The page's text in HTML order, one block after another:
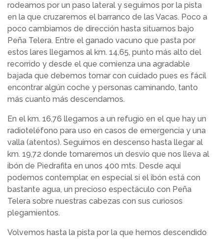
rodeamos por un paso lateral y seguimos por la pista
en la que cruzaremos el barranco de las Vacas. Poco a
poco cambiamos de dirección hasta situarnos bajo
Peña Telera. Entre el ganado vacuno que pasta por
estos lares llegamos al km. 14,65, punto más alto del
recorrido y desde el que comienza una agradable
bajada que debemos tomar con cuidado pues es fácil
encontrar algún coche y personas caminando, tanto
más cuanto más descendamos.
En el km. 16,76 llegamos a un refugio en el que hay un
radioteléfono para uso en casos de emergencia y una
valla (atentos). Seguimos en descenso hasta llegar al
km. 19,72 donde tomaremos un desvío que nos lleva al
ibón de Piedrafita en unos 400 mts. Desde aquí
podemos contemplar, en especial si el ibón está con
bastante agua, un precioso espectáculo con Peña
Telera sobre nuestras cabezas con sus curiosos
plegamientos.
Volvemos hasta la pista por la que hemos descendido